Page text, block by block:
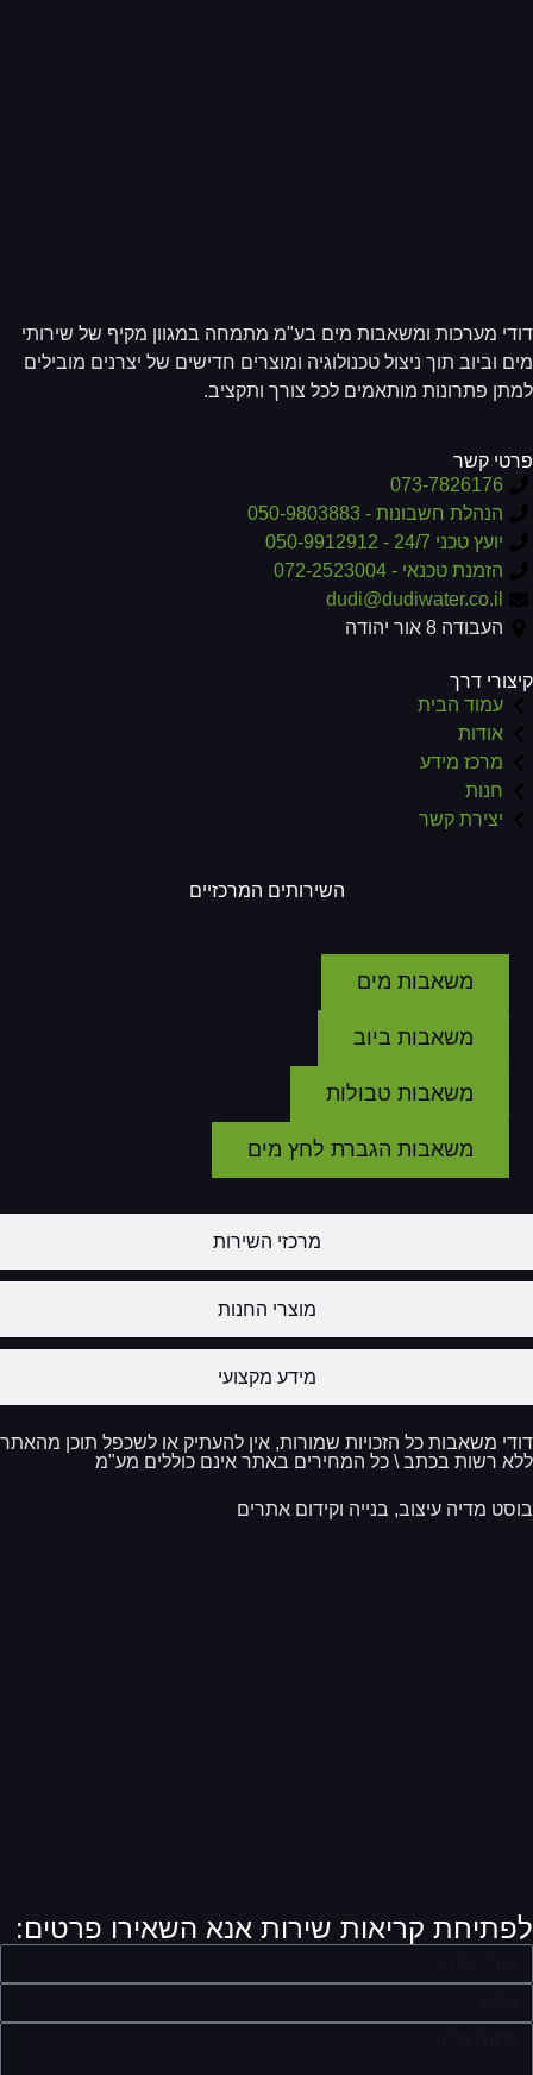
מערכות ומשאבות מים בע"מ מתמחה במגוון מקיף של שירותי
וביוב תוך ניצול טכנולוגיה ומוצרים חדישים של יצרנים מובילים
פתרונות מותאמים לכל צורך ותקציב.
קשר
073-7826176
הנהלת חשבונות - 050-9803883
יועץ טכני 24/7 - 050-9912912
הזמנת טכנאי - 072-2523004
dudi@dudiwater.co.il
העבודה 8 אור יהודה
דרך
עמוד הבית
אודות
מרכז מידע
חנות
יצירת קשר
השירותים המרכזיים
מרכזי השירות
מוצרי החנות
מידע מקצועי
משאבות מים
משאבות ביוב
משאבות טבולות
משאבות הגברת לחץ מים
משאבות כל הזכויות שמורות, אין להעתיק או לשכפל תוכן מהאתר
רשות בכתב \ כל המחירים באתר אינם כוללים מע"מ
מדיה עיצוב, בנייה וקידום אתרים
קריאות שירות אנא השאירו פרטים: